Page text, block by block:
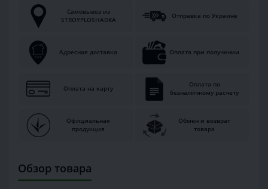
Самовывоз из
STROYPLOSHADKA
Отправка по Украине
Адресная доставка Оплата при получении
Оплата на карту
Оплата по
безналичному расчету
Официальная
продукция
Обмен и возврат
товара
Обзор товара